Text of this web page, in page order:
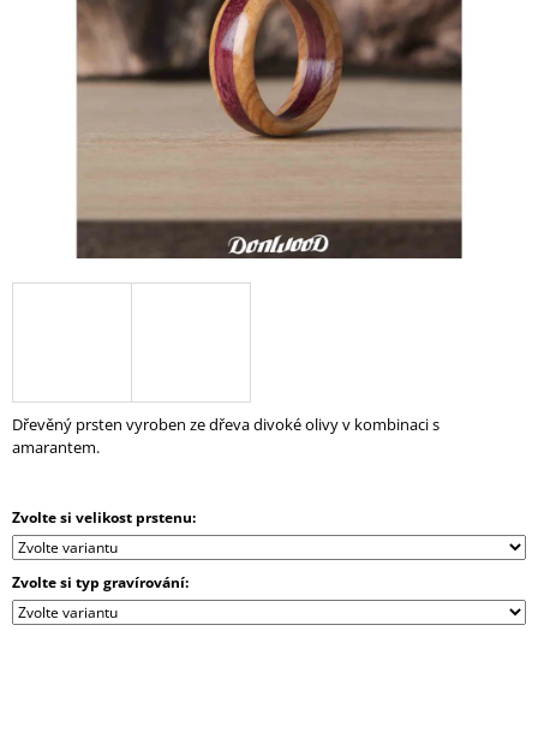
Dřevěný prsten vyroben ze dřeva divoké olivy v kombinaci s
amarantem.
Zvolte si velikost prstenu:
Zvolte si typ gravírování:
O
P
O
Č
U
J
E
M
E